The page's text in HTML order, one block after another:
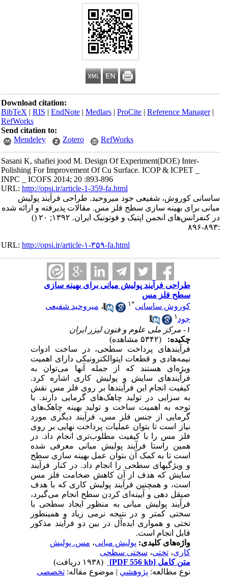
Download citation:
BibTeX|RIS|EndNote|Medlars|ProCite|Reference Manager
RefWorks
Send citation to:
Mendeley
Zotero RefWorks
Sasani K, shafiei jood M. Design Of Experiment(DOE) Inter-
Polishing For Improvement Of Cu Surface. ICOP & ICPET _
INPC _ ICOFS 2014; 20 :893-896
URL:http://opsi.ir/article-1-359-fa.html
ساسانی کوروش، شفیعی جود میروحید. طراحی فرآیند پولیش
میانی برای بهینه سازی سطح فلز مس. مقالات پذیرفته و ارائه شده
در کنفرانس‌های انجمن اپتیک و فوتونیک ایران. ۱۳۹۲; ۲۰
()
URL:http://opsi.ir/article-۱-۳۵۹-fa.html
طراحی فرآیند پولیش میانی برای بهینه سازی
سطح فلز مس
کوروش ساسانی
۱ ،میروحید شفیعی
جود
چکیده:
فرآیندهای پرداخت سطحی، در ساخت ادوات
نیمه‌هادی و قطعات اپتوالکترونیکی دارای اهمیت
ویژه‌ای هستند که از جمله آنها می‌توان به
فرآیندهای سایش و پولیش کاری اشاره کرد.
کیفیت انجام این فرآیندها بر روی فلز مس نقش
به سزایی در تولید چاهک‌های گرمایی دارند. با
توجه به اهمیت ساخت و تولید بهینه چاهک‌های
گرمایی از جنس فلز مس، فرآیند دیگری مورد
نیاز است تا بتوان عملیات پرداخت نهایی بر روی
فلز مس را با کیفیت مطلوب‌تری انجام داد. در
همین راستا فرآیند پولیش میانی معرفی شده
است تا به کمک آن بتوان عمل بهینه سازی سطح
و ویژگیهای سطحی را انجام داد. در کنار فرآیند
سایش که هدف از آن کاهش ضخامت فلز مس
است، و همچنین فرآیند پولیش کاری که با هدف
صیقل دهی و آیینه‌ای کردن سطح انجام می‌گیرد،
فرآیند پولیش میانی به منظور ایجاد سطحی با
سختی کمتر و در نتیجه نرمی زیاد و همینطور
تختی و همواری ایده‌آل در بین دو فرآیند مذکور
قابل انجام است.
واژه‌های کلیدی:پولیش میانی،مس. پولیش
کاری،تختی،سختی سطحی
متن کامل[PDF 556 kb]
نوع مطالعه:پژوهشي| موضوع مقاله:تخصصی